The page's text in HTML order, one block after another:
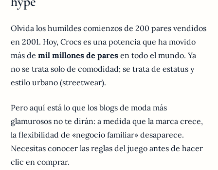
Olvida los humildes comienzos de 200 pares vendidos
en 2001. Hoy, Crocs es una potencia que ha movido
más demil millones de pares en todo el mundo. Ya
no se trata solo de comodidad; se trata de estatus y
estilo urbano (streetwear).
Pero aquí está lo que los blogs de moda más
glamurosos no te dirán: a medida que la marca crece,
la flexibilidad de «negocio familiar» desaparece.
Necesitas conocer las reglas del juego antes de hacer
clic en comprar.